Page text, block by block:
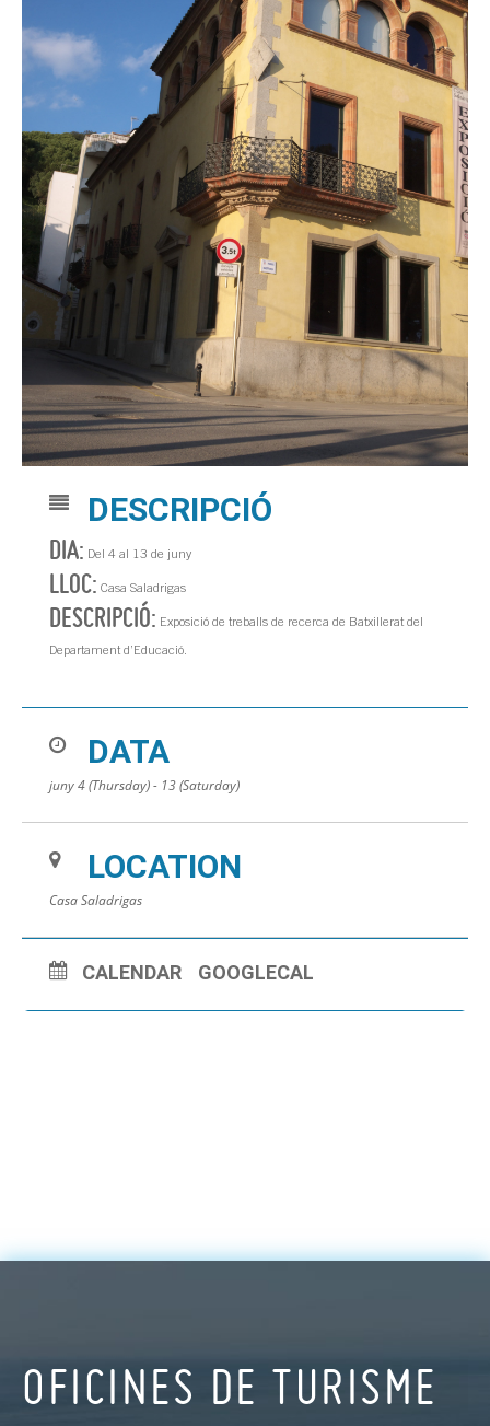
DESCRIPCIÓ
DIA: Del 4 al 13 de juny
LLOC: Casa Saladrigas
DESCRIPCIÓ: Exposició de treballs de recerca de Batxillerat del
Departament d’Educació.
DATA
juny 4 (Thursday) - 13 (Saturday)
LOCATION
Casa Saladrigas
CALENDAR GOOGLECAL
OFICINES DE TURISME